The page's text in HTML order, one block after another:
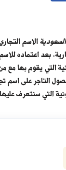
الاسم
بعد اعتماده
التي يقوم بها
التاجر على اسم
التي سنتعرف